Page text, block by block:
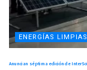
ENERGÍAS LIMPIAS
Anuncian séptima edición de